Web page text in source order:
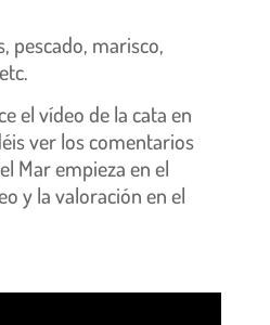
pescado, marisco,
el vídeo de la cata en
ver los comentarios
Mar empieza en el
y la valoración en el